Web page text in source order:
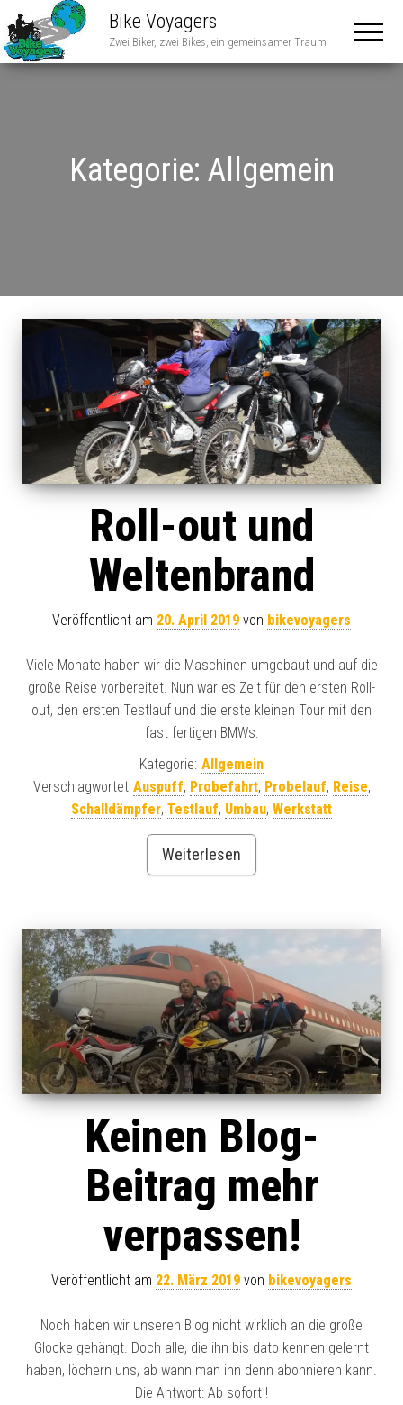
Bike Voyagers
Zwei Biker, zwei Bikes, ein gemeinsamer Traum
Kategorie: Allgemein
Roll-out und
Weltenbrand
Veröffentlicht am 20. April 2019 von bikevoyagers
Viele Monate haben wir die Maschinen umgebaut und auf die
große Reise vorbereitet. Nun war es Zeit für den ersten Roll-
out, den ersten Testlauf und die erste kleinen Tour mit den
fast fertigen BMWs.
Kategorie: Allgemein
Verschlagwortet Auspuff, Probefahrt, Probelauf, Reise,
Schalldämpfer, Testlauf, Umbau, Werkstatt
Weiterlesen
Keinen Blog-
Beitrag mehr
verpassen!
Veröffentlicht am 22. März 2019 von bikevoyagers
Noch haben wir unseren Blog nicht wirklich an die große
Glocke gehängt. Doch alle, die ihn bis dato kennen gelernt
haben, löchern uns, ab wann man ihn denn abonnieren kann.
Die Antwort: Ab sofort !